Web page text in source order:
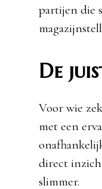
partijen die
De
Voor wie
met een
direct
slimmer.